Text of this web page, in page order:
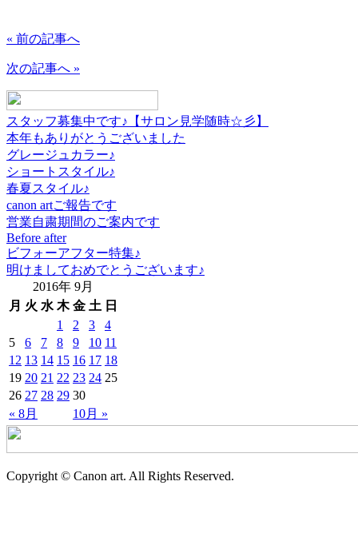
« 前の記事へ
次の記事へ »
スタッフ募集中です♪【サロン見学随時☆彡】
本年もありがとうございました
グレージュカラー♪
ショートスタイル♪
春夏スタイル♪
canon artご報告です
営業自粛期間のご案内です
Before after
ビフォーアフター特集♪
明けましておめでとうございます♪
2016年 9月
月 火 水 木 金 土 日
« 8月 10月 »
1 2 3
4
5
6 7 8 9 10 11
12 13 14 15 16 17 18
19 20 21 22 23 24 25
26 27 28 29 30
Copyright © Canon art. All Rights Reserved.